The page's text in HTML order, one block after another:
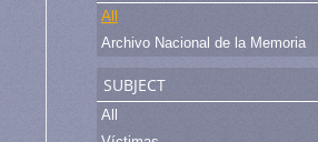
All
Archivo Nacional de la Memoria
subject
All